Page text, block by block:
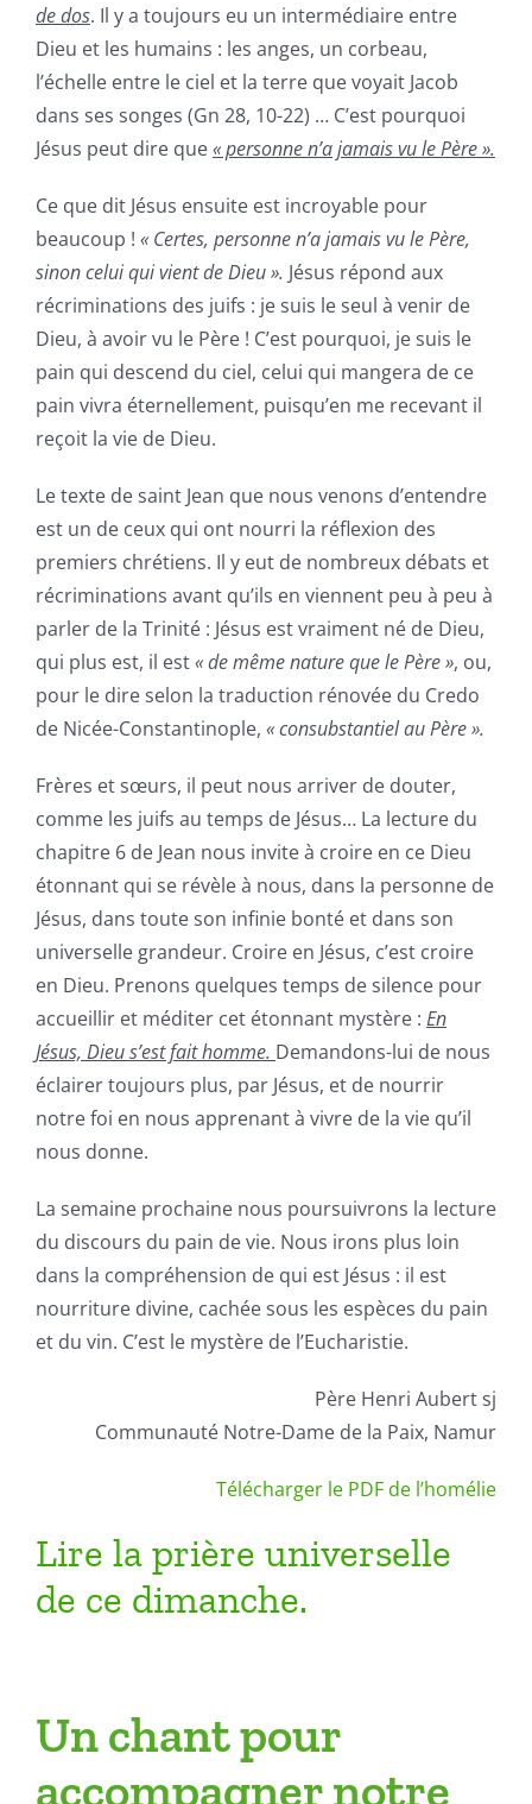
de dos. Il y a toujours eu un intermédiaire entre
Dieu et les humains : les anges, un corbeau,
l’échelle entre le ciel et la terre que voyait Jacob
dans ses songes (Gn 28, 10-22) … C’est pourquoi
Jésus peut dire que« personne n’a jamais vu le Père ».
Ce que dit Jésus ensuite est incroyable pour
beaucoup ! « Certes, personne n’a jamais vu le Père,
sinon celui qui vient de Dieu ». Jésus répond aux
récriminations des juifs : je suis le seul à venir de
Dieu, à avoir vu le Père ! C’est pourquoi, je suis le
pain qui descend du ciel, celui qui mangera de ce
pain vivra éternellement, puisqu’en me recevant il
reçoit la vie de Dieu.
Le texte de saint Jean que nous venons d’entendre
est un de ceux qui ont nourri la réflexion des
premiers chrétiens. Il y eut de nombreux débats et
récriminations avant qu’ils en viennent peu à peu à
parler de la Trinité : Jésus est vraiment né de Dieu,
qui plus est, il est« de même nature que le Père », ou,
pour le dire selon la traduction rénovée du Credo
de Nicée-Constantinople, « consubstantiel au Père ».
Frères et sœurs, il peut nous arriver de douter,
comme les juifs au temps de Jésus… La lecture du
chapitre 6 de Jean nous invite à croire en ce Dieu
étonnant qui se révèle à nous, dans la personne de
Jésus, dans toute son infinie bonté et dans son
universelle grandeur. Croire en Jésus, c’est croire
en Dieu. Prenons quelques temps de silence pour
accueillir et méditer cet étonnant mystère : En
Jésus, Dieu s’est fait homme. Demandons-lui de nous
éclairer toujours plus, par Jésus, et de nourrir
notre foi en nous apprenant à vivre de la vie qu’il
nous donne.
La semaine prochaine nous poursuivrons la lecture
du discours du pain de vie. Nous irons plus loin
dans la compréhension de qui est Jésus : il est
nourriture divine, cachée sous les espèces du pain
et du vin. C’est le mystère de l’Eucharistie.
Père Henri Aubert sj
Communauté Notre-Dame de la Paix, Namur
Télécharger le PDF de l’homélie
Lire la prière universelle
de ce dimanche.
Un chant pour
accompagner notre